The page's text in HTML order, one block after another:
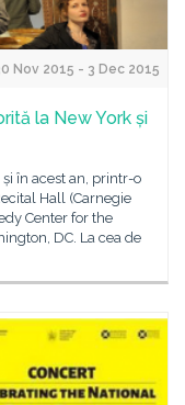
Nov 2015 - 3 Dec 2015
la New York și
în acest an, printr-o
Hall (Carnegie
Center for the
DC. La cea de